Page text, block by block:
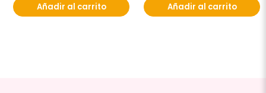
Añadir al carrito Añadir al carrito